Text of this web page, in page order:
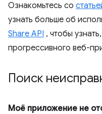
Ознакомьтесь со
узнать больше об
Share API , чтобы
прогрессивного веб-
Поиск
Моё приложение не